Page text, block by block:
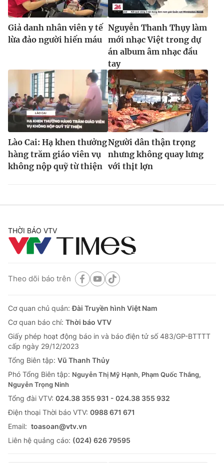
Giả danh nhân viên y tế
lừa đảo người hiến máu
Nguyễn Thanh Thụy làm
mới nhạc Việt trong dự
án album âm nhạc đầu
tay
Lào Cai: Hạ khen thưởng
hàng trăm giáo viên vụ
không nộp quỹ từ thiện
Người dân thận trọng
nhưng không quay lưng
với thịt lợn
THỜI BÁO VTV
Theo dõi báo trên
Cơ quan chủ quản:Đài Truyền hình Việt Nam
Cơ quan báo chí: Thời báo VTV
Giấy phép hoạt động báo in và báo điện tử số 483/GP-BTTTT
cấp ngày 29/12/2023
Tổng Biên tập: Vũ Thanh Thủy
Phó Tổng Biên tập: Nguyễn Thị Mỹ Hạnh, Phạm Quốc Thắng,
Nguyễn Trọng Ninh
Tổng đài VTV: 024.38 355 931 - 024.38 355 932
Ðiện thoại Thời báo VTV: 0988 671 671
Email: toasoan@vtv.vn
Liên hệ quảng cáo: (024) 626 79595